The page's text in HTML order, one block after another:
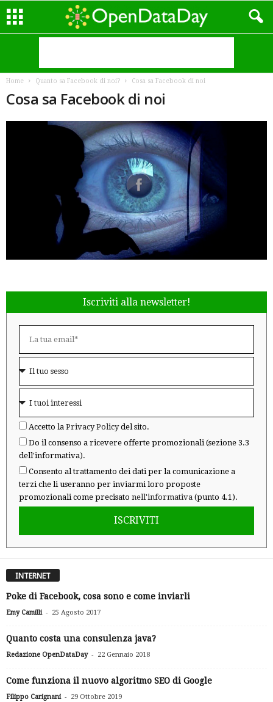
Home Quanto sa Facebook di noi? Cosa sa Facebook di noi
Cosa sa Facebook di noi
Iscriviti alla newsletter!
Accetto la Privacy Policydel sito.
Do il consenso a ricevere offerte promozionali (sezione 3.3
dell'informativa).
Consento al trattamento dei dati per la comunicazione a
terzi che li useranno per inviarmi loro proposte
promozionali come precisato nell'informativa (punto 4.1).
ISCRIVITI
INTERNET
Poke di Facebook, cosa sono e come inviarli
Emy Camilli - 25 Agosto 2017
Quanto costa una consulenza java?
Redazione OpenDataDay - 22 Gennaio 2018
Come funziona il nuovo algoritmo SEO di Google
Filippo Carignani - 29 Ottobre 2019